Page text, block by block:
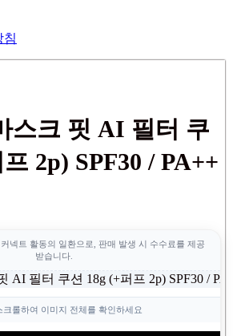
침
스크 핏 AI 필터 쿠
2p) SPF30 / PA++
넥트 활동의 일환으로, 판매 발생 시 수수료를 제공
받습니다.
크롤하여 이미지 전체를 확인하세요